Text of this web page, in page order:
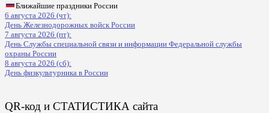
Ближайшие праздники России
6 августа 2026 (чт):
День Железнодорожных войск России
7 августа 2026 (пт):
День Службы специальной связи и информации Федеральной службы
охраны России
8 августа 2026 (сб):
День физкультурника в России
QR-код и СТАТИСТИКА сайта